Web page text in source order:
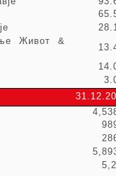
Живот &
31